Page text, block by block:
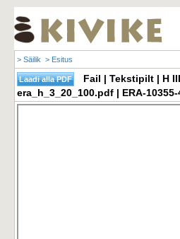
> Säilik > Esitus
Fail | Tekstipilt | H
era_h_3_20_100.pdf | ERA-